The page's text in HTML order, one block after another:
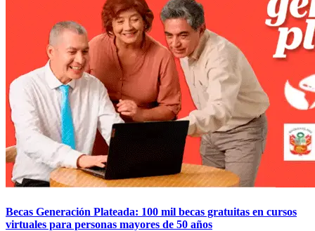
Becas Generación Plateada: 100 mil becas gratuitas en cursos
virtuales para personas mayores de 50 años